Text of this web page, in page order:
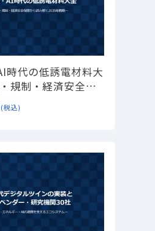
時代の低誘電材料大
規制・経済安全保
解く2035年戦略―
(税込)